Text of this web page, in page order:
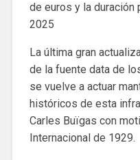
de euros y la
2025
La última gran
de la fuente data de
se vuelve a actuar
históricos de esta
Carles Buïgas con
Internacional de 1929.